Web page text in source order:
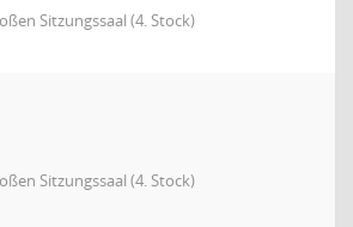
Sitzungssaal (4. Stock)
Sitzungssaal (4. Stock)